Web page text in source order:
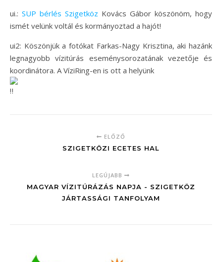
ui.: SUP bérlés Szigetköz Kovács Gábor köszönöm, hogy
ismét velünk voltál és kormányoztad a hajót!
ui2: Köszönjük a fotókat Farkas-Nagy Krisztina, aki hazánk
legnagyobb vízitúrás eseménysorozatának vezetője és
koordinátora. A VíziRing-en is ott a helyünk
ELŐZŐ
SZIGETKÖZI ECETES HAL
LEGÚJABB
MAGYAR VÍZITÚRÁZÁS NAPJA - SZIGETKÖZ
JÁRTASSÁGI TANFOLYAM